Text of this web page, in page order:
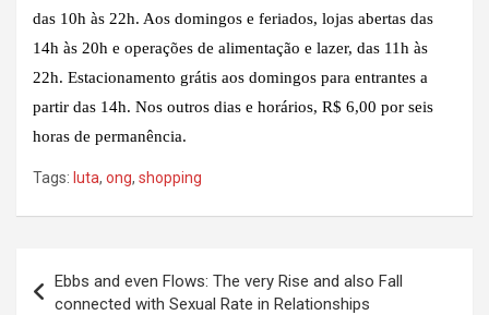
das 10h às 22h. Aos domingos e feriados, lojas abertas das
14h às 20h e operações de alimentação e lazer, das 11h às
22h. Estacionamento grátis aos domingos para entrantes a
partir das 14h. Nos outros dias e horários, R$ 6,00 por seis
horas de permanência.
Tags: luta, ong, shopping
de
Ebbs and even Flows: The very Rise and also Fall
connected with Sexual Rate in Relationships